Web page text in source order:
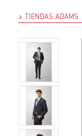
TIENDAS ADAMS